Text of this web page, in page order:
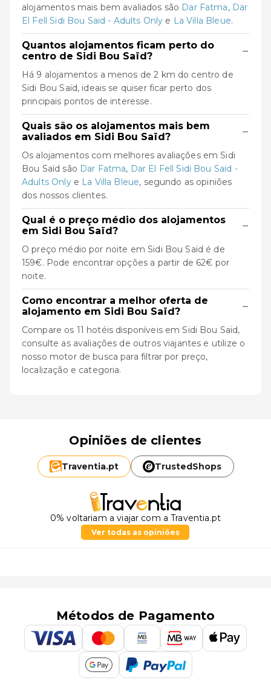
alojamentos mais bem avaliados são Dar Fatma, Dar
El Fell Sidi Bou Said - Adults Only e La Villa Bleue.
Quantos alojamentos ficam perto do
centro de Sidi Bou Saïd?
−
Há 9 alojamentos a menos de 2 km do centro de
Sidi Bou Saïd, ideais se quiser ficar perto dos
principais pontos de interesse.
Quais são os alojamentos mais bem
avaliados em Sidi Bou Saïd?
−
Os alojamentos com melhores avaliações em Sidi
Bou Saïd são Dar Fatma, Dar El Fell Sidi Bou Said -
Adults Onlye La Villa Bleue, segundo as opiniões
dos nossos clientes.
Qual é o preço médio dos alojamentos
em Sidi Bou Saïd?
−
O preço médio por noite em Sidi Bou Saïd é de
159€. Pode encontrar opções a partir de 62€ por
noite.
Como encontrar a melhor oferta de
alojamento em Sidi Bou Saïd?
−
Compare os 11 hotéis disponíveis em Sidi Bou Saïd,
consulte as avaliações de outros viajantes e utilize o
nosso motor de busca para filtrar por preço,
localização e categoria.
Opiniões de clientes
Traventia.pt TrustedShops
0% voltariam a viajar com a Traventia.pt
Ver todas as opiniões
Métodos de Pagamento